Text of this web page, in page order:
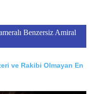
Benzersiz Amiral
ve Rakibi Olmayan En